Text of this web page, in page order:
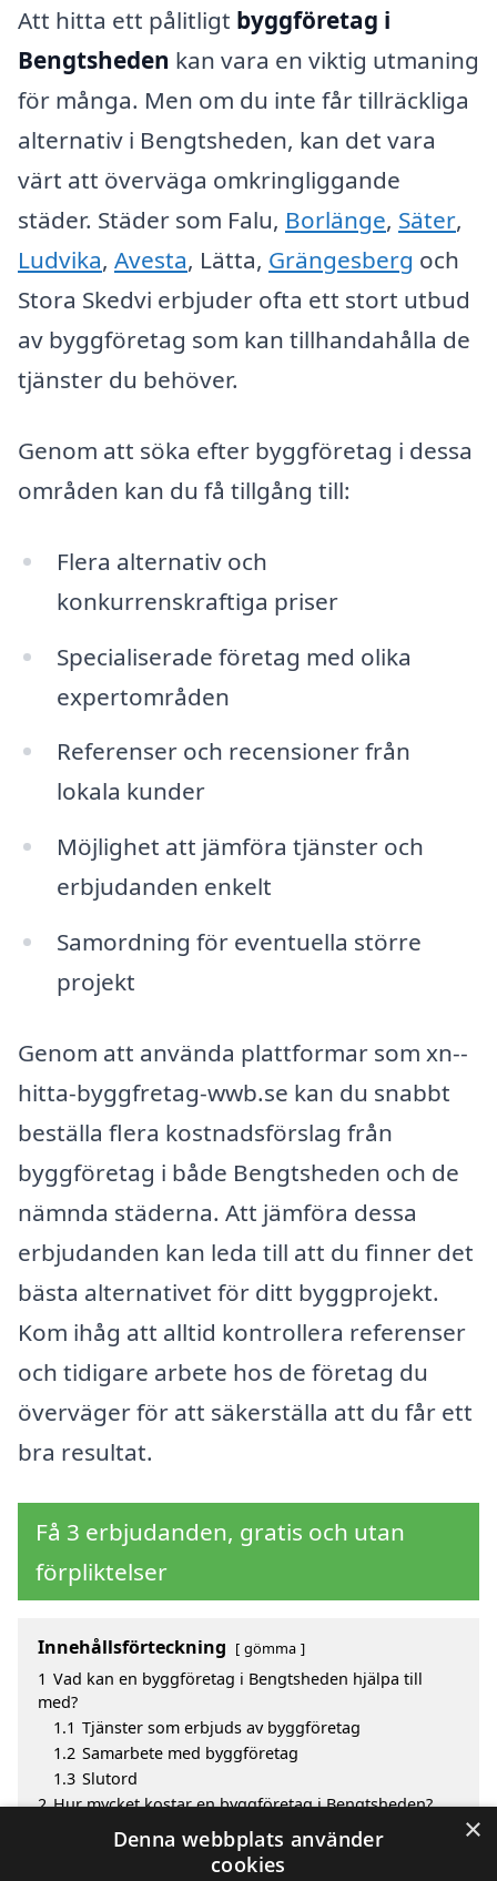
Att hitta ett pålitligt byggföretag i
Bengtsheden kan vara en viktig utmaning
för många. Men om du inte får tillräckliga
alternativ i Bengtsheden, kan det vara
värt att överväga omkringliggande
städer. Städer som Falu, Borlänge, Säter,
Ludvika, Avesta, Lätta, Grängesberg och
Stora Skedvi erbjuder ofta ett stort utbud
av byggföretag som kan tillhandahålla de
tjänster du behöver.
Genom att söka efter byggföretag i dessa
områden kan du få tillgång till:
Flera alternativ och
konkurrenskraftiga priser
Specialiserade företag med olika
expertområden
Referenser och recensioner från
lokala kunder
Möjlighet att jämföra tjänster och
erbjudanden enkelt
Samordning för eventuella större
projekt
Genom att använda plattformar som xn--
hitta-byggfretag-wwb.se kan du snabbt
beställa flera kostnadsförslag från
byggföretag i både Bengtsheden och de
nämnda städerna. Att jämföra dessa
erbjudanden kan leda till att du finner det
bästa alternativet för ditt byggprojekt.
Kom ihåg att alltid kontrollera referenser
och tidigare arbete hos de företag du
överväger för att säkerställa att du får ett
bra resultat.
Få 3 erbjudanden, gratis och utan
förpliktelser
Innehållsförteckning gömma
1 Vad kan en byggföretag i Bengtsheden hjälpa till
med?
1.1 Tjänster som erbjuds av byggföretag
1.2 Samarbete med byggföretag
1.3 Slutord
2 Hur mycket kostar en byggföretag i Bengtsheden?
Fördelar med att välja byggföretag i Bengtsheden
Sök efter en skicklig byggföretag i de omgivande
×
Denna webbplats använder
cookies